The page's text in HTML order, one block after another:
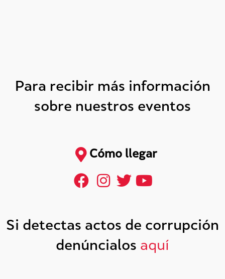
Para recibir más información
sobre nuestros eventos
Cómo llegar
Si detectas actos de corrupción
denúncialos aquí